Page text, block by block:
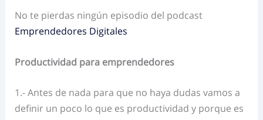
No te pierdas ningún episodio del podcast
Emprendedores Digitales
Productividad para emprendedores
1.- Antes de nada para que no haya dudas vamos a
definir un poco lo que es productividad y porque es